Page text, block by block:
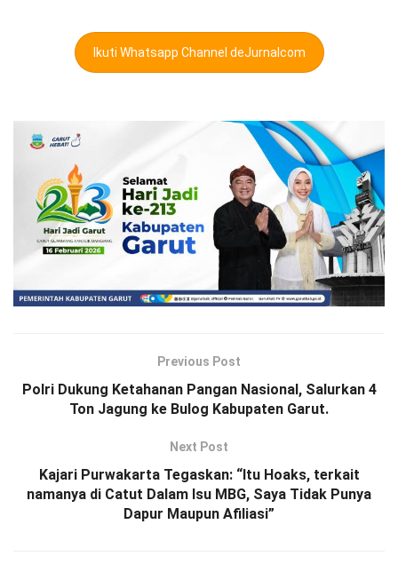
Ikuti Whatsapp Channel deJurnalcom
Previous Post
Polri Dukung Ketahanan Pangan Nasional, Salurkan 4
Ton Jagung ke Bulog Kabupaten Garut.
Next Post
Kajari Purwakarta Tegaskan: “Itu Hoaks, terkait
namanya di Catut Dalam Isu MBG, Saya Tidak Punya
Dapur Maupun Afiliasi”